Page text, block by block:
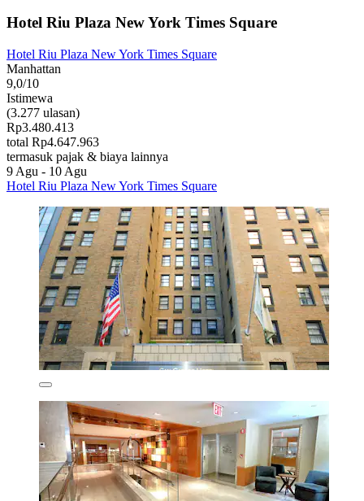
Hotel Riu Plaza New York Times Square
Hotel Riu Plaza New York Times Square
Manhattan
9,0/10
Istimewa
(3.277 ulasan)
Rp3.480.413
total Rp4.647.963
termasuk pajak & biaya lainnya
9 Agu - 10 Agu
Hotel Riu Plaza New York Times Square